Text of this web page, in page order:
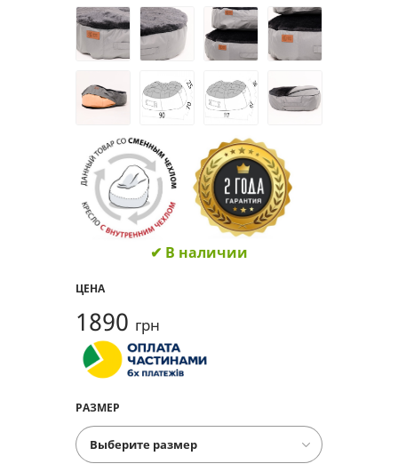
✔ В наличии
ЦЕНА
1890 грн
РАЗМЕР